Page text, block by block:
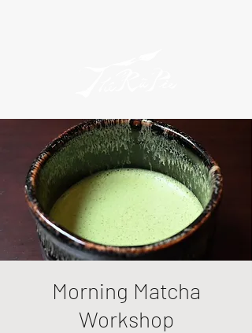
Morning Matcha
Workshop